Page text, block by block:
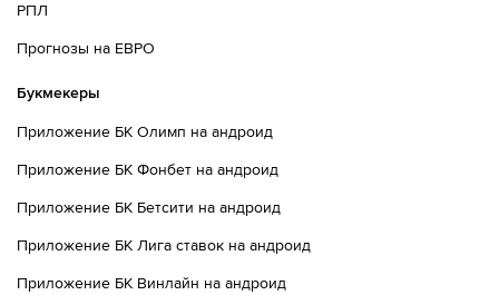
РПЛ
Прогнозы на ЕВРО
Букмекеры
Приложение БК Олимп на андроид
Приложение БК Фонбет на андроид
Приложение БК Бетсити на андроид
Приложение БК Лига ставок на андроид
Приложение БК Винлайн на андроид